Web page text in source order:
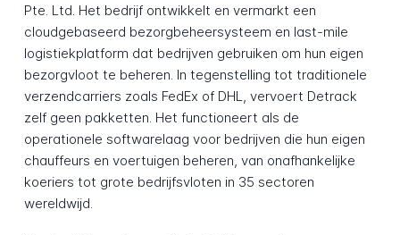
Pte. Ltd. Het bedrijf ontwikkelt en vermarkt een
cloudgebaseerd bezorgbeheersysteem en last-mile
logistiekplatform dat bedrijven gebruiken om hun eigen
bezorgvloot te beheren. In tegenstelling tot traditionele
verzendcarriers zoals FedEx of DHL, vervoert Detrack
zelf geen pakketten. Het functioneert als de
operationele softwarelaag voor bedrijven die hun eigen
chauffeurs en voertuigen beheren, van onafhankelijke
koeriers tot grote bedrijfsvloten in 35 sectoren
wereldwijd.